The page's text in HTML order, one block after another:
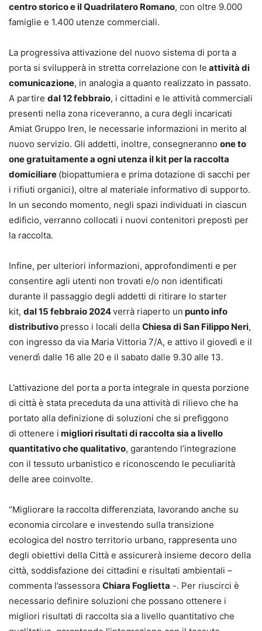
centro storico e il Quadrilatero Romano, con oltre 9.000
famiglie e 1.400 utenze commerciali.
La progressiva attivazione del nuovo sistema di porta a
porta si svilupperà in stretta correlazione con le attività di
comunicazione, in analogia a quanto realizzato in passato.
A partire dal 12 febbraio, i cittadini e le attività commerciali
presenti nella zona riceveranno, a cura degli incaricati
Amiat Gruppo Iren, le necessarie informazioni in merito al
nuovo servizio. Gli addetti, inoltre, consegneranno one to
one gratuitamente a ogni utenza il kit per la raccolta
domiciliare (biopattumiera e prima dotazione di sacchi per
i rifiuti organici), oltre al materiale informativo di supporto.
In un secondo momento, negli spazi individuati in ciascun
edificio, verranno collocati i nuovi contenitori preposti per
la raccolta.
Infine, per ulteriori informazioni, approfondimenti e per
consentire agli utenti non trovati e/o non identificati
durante il passaggio degli addetti di ritirare lo starter
kit, dal 15 febbraio 2024verrà riaperto un punto info
distributivo presso i locali della Chiesa di San Filippo Neri,
con ingresso da via Maria Vittoria 7/A, e attivo il giovedì e il
venerdì dalle 16 alle 20 e il sabato dalle 9.30 alle 13.
L’attivazione del porta a porta integrale in questa porzione
di città è stata preceduta da una attività di rilievo che ha
portato alla definizione di soluzioni che si prefiggono
di ottenere i migliori risultati di raccolta sia a livello
quantitativo che qualitativo, garantendo l’integrazione
con il tessuto urbanistico e riconoscendo le peculiarità
delle aree coinvolte.
“Migliorare la raccolta differenziata, lavorando anche su
economia circolare e investendo sulla transizione
ecologica del nostro territorio urbano, rappresenta uno
degli obiettivi della Città e assicurerà insieme decoro della
città, soddisfazione dei cittadini e risultati ambientali –
commenta l’assessora Chiara Foglietta -. Per riuscirci è
necessario definire soluzioni che possano ottenere i
migliori risultati di raccolta sia a livello quantitativo che